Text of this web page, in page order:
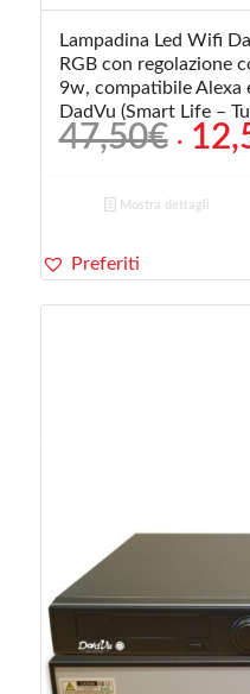
Lampadina Led Wifi
RGB con regolazione
9w, compatibile Alexa
DadVu (Smart Life –
47,50€ Il
era:
Mostra dettagli
Preferiti